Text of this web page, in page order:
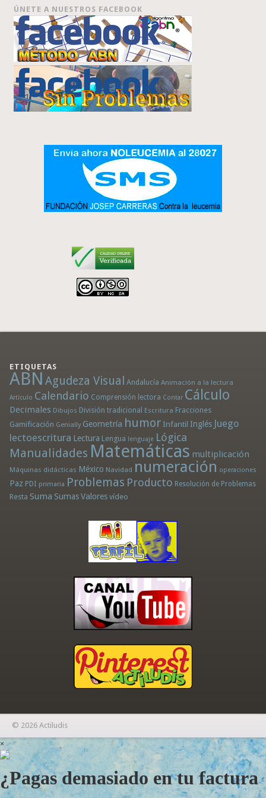
ÚNETE A NUESTROS FACEBOOK
ETIQUETAS
ABN Agudeza Visual Andalucía Animación a la lectura
Artículo Calendario Comprensión lectora Contar Cálculo
Decimales Dibujos División tradicional Escritura Fracciones
Gamificación Genially Geometría humor Infantil Inglés Juego
lectoescritura Lectura Lengua lenguaje Lógica
Manualidades Matemáticas multiplicación
Máquinas didácticas México Navidad numeración operaciones
Paz PDI primaria Problemas Producto Resolución de Problemas
Resta Suma Sumas Valores vídeo
© 2026 Actiludis
×
¿Pagas demasiado en tu factura